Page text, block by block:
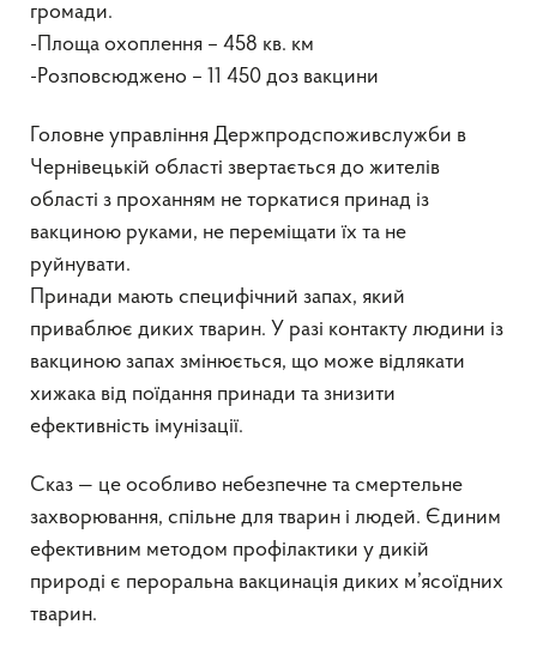
громади.
-Площа охоплення – 458 кв. км
-Розповсюджено – 11 450 доз вакцини
Головне управління Держпродспоживслужби в
Чернівецькій області звертається до жителів
області з проханням не торкатися принад із
вакциною руками, не переміщати їх та не
руйнувати.
Принади мають специфічний запах, який
приваблює диких тварин. У разі контакту людини із
вакциною запах змінюється, що може відлякати
хижака від поїдання принади та знизити
ефективність імунізації.
Сказ — це особливо небезпечне та смертельне
захворювання, спільне для тварин і людей. Єдиним
ефективним методом профілактики у дикій
природі є пероральна вакцинація диких м’ясоїдних
тварин.